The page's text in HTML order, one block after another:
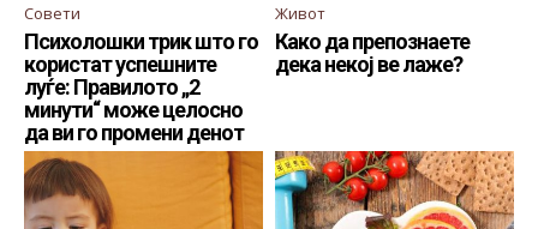
Совети
Психолошки трик што го
користат успешните
луѓе: Правилото „2
минути“ може целосно
да ви го промени денот
Живот
Како да препознаете
дека некој ве лаже?